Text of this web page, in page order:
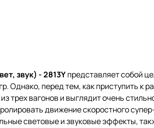
звук) - 2813Yпредставляет собой
Однако, перед тем, как приступить к
трех вагонов и выглядит очень
движение скоростного
световые и звуковые эффекты,